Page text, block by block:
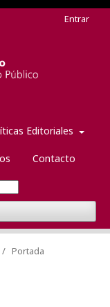
Editoriales
Contacto
Entrar
/ Portada